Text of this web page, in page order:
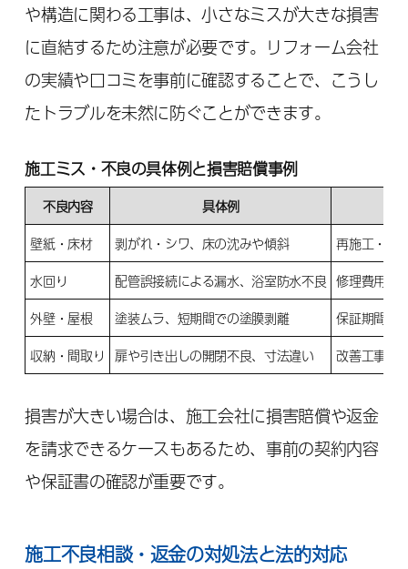
や構造に関わる工事は、小さなミスが大きな損害
に直結するため注意が必要です。リフォーム会社
の実績や口コミを事前に確認することで、こうし
たトラブルを未然に防ぐことができます。
施工ミス・不良の具体例と損害賠償事例
不良内容 具体例
壁紙・床材
剥がれ・シワ、床の沈みや傾斜
再施工・材
水回り
配管誤接続による漏水、浴室防水不良 修理費用負
外壁・屋根
塗装ムラ、短期間での塗膜剥離
保証期間内
収納・間取り
扉や引き出しの開閉不良、寸法違い 改善工事、
損害が大きい場合は、施工会社に損害賠償や返金
を請求できるケースもあるため、事前の契約内容
や保証書の確認が重要です。
施工不良相談・返金の対処法と法的対応